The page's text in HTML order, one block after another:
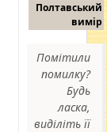
Полтавський
вимір
Помітили
помилку?
Будь
ласка,
виділіть її